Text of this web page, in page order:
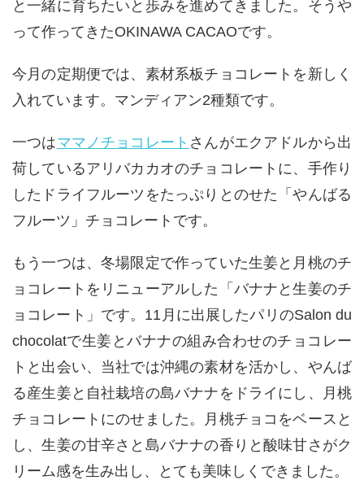
と一緒に育ちたいと歩みを進めてきました。そうや
って作ってきたOKINAWA CACAOです。
今月の定期便では、素材系板チョコレートを新しく
入れています。マンディアン2種類です。
一つはママノチョコレート さんがエクアドルから出
荷しているアリバカカオのチョコレートに、手作り
したドライフルーツをたっぷりとのせた「やんばる
フルーツ」チョコレートです。
もう一つは、冬場限定で作っていた生姜と月桃のチ
ョコレートをリニューアルした「バナナと生姜のチ
ョコレート」です。 11 月に出展したパリのSalon du
chocolatで生姜とバナナの組み合わせのチョコレー
トと出会い、当社では沖縄の素材を活かし、やんば
る産生姜と自社栽培の島バナナをドライにし、月桃
チョコレートにのせました。月桃チョコをベースと
し、生姜の甘辛さと島バナナの香りと酸味甘さがク
リーム感を生み出し、とても美味しくできました。